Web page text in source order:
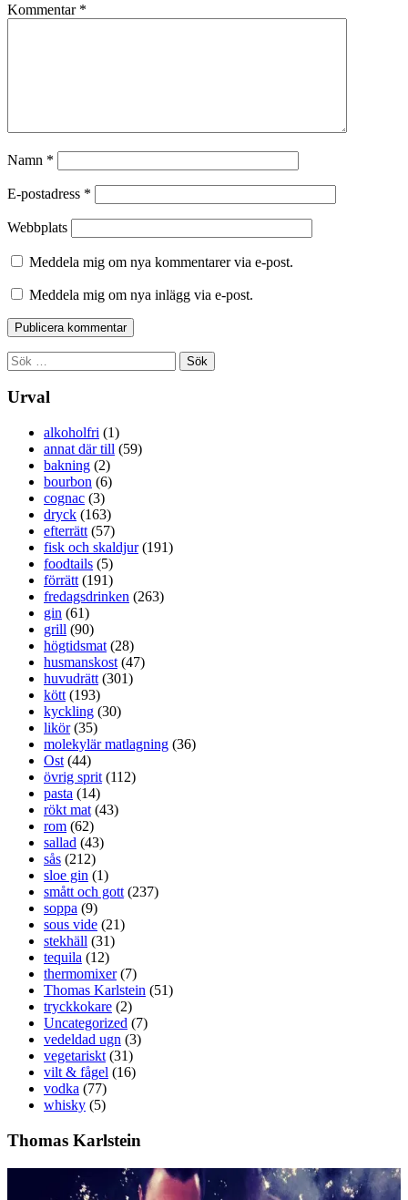
Kommentar *
Namn *
E-postadress *
Webbplats
Meddela mig om nya kommentarer via e-post.
Meddela mig om nya inlägg via e-post.
Sök
efter:
Urval
alkoholfri (1)
annat där till (59)
bakning (2)
bourbon (6)
cognac (3)
dryck (163)
efterrätt (57)
fisk och skaldjur(191)
foodtails (5)
förrätt (191)
fredagsdrinken (263)
gin (61)
grill (90)
högtidsmat (28)
husmanskost (47)
huvudrätt (301)
kött (193)
kyckling (30)
likör(35)
molekylär matlagning (36)
Ost (44)
övrig sprit (112)
pasta (14)
rökt mat (43)
rom (62)
sallad (43)
sås (212)
sloe gin (1)
smått och gott (237)
soppa (9)
sous vide (21)
stekhäll (31)
tequila (12)
thermomixer(7)
Thomas Karlstein (51)
tryckkokare (2)
Uncategorized (7)
vedeldad ugn (3)
vegetariskt (31)
vilt & fågel (16)
vodka (77)
whisky (5)
Thomas Karlstein